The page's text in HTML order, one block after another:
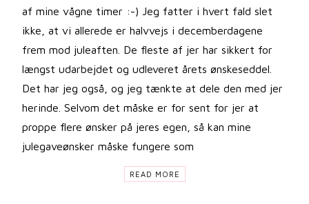
af mine vågne timer :-) Jeg fatter i hvert fald slet
ikke, at vi allerede er halvvejs i decemberdagene
frem mod juleaften. De fleste af jer har sikkert for
længst udarbejdet og udleveret årets ønskeseddel.
Det har jeg også, og jeg tænkte at dele den med jer
herinde. Selvom det måske er for sent for jer at
proppe flere ønsker på jeres egen, så kan mine
julegaveønsker måske fungere som
READ MORE